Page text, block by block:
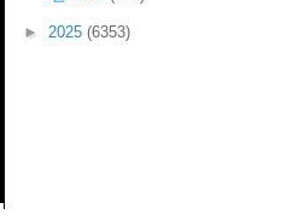
► 2025 (6353)